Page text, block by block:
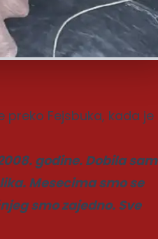
preko Fejsbuka, kada je
godine. Dobila sam
Mesecima smo se
smo zajedno. Sve